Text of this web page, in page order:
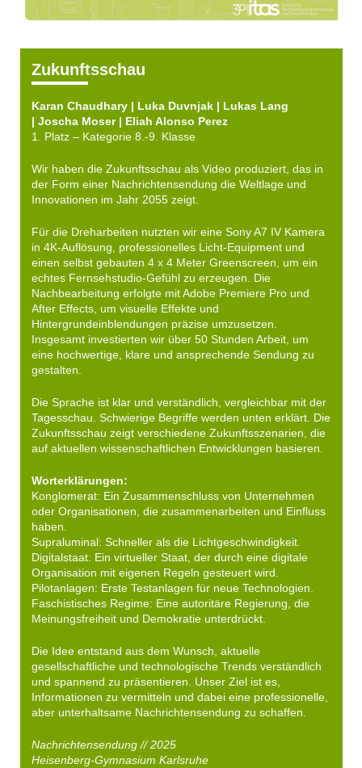
Zukunftsschau
Karan Chaudhary | Luka Duvnjak | Lukas Lang
| Joscha Moser | Eliah Alonso Perez
1. Platz – Kategorie 8.-9. Klasse
Wir haben die Zukunftsschau als Video produziert, das in
der Form einer Nachrichtensendung die Weltlage und
Innovationen im Jahr 2055 zeigt.
Für die Dreharbeiten nutzten wir eine Sony A7 IV Kamera
in 4K-Auflösung, professionelles Licht-Equipment und
einen selbst gebauten 4 x 4 Meter Greenscreen, um ein
echtes Fernsehstudio-Gefühl zu erzeugen. Die
Nachbearbeitung erfolgte mit Adobe Premiere Pro und
After Effects, um visuelle Effekte und
Hintergrundeinblendungen präzise umzusetzen.
Insgesamt investierten wir über 50 Stunden Arbeit, um
eine hochwertige, klare und ansprechende Sendung zu
gestalten.
Die Sprache ist klar und verständlich, vergleichbar mit der
Tagesschau. Schwierige Begriffe werden unten erklärt. Die
Zukunftsschau zeigt verschiedene Zukunftsszenarien, die
auf aktuellen wissenschaftlichen Entwicklungen basieren.
Worterklärungen:
Konglomerat: Ein Zusammenschluss von Unternehmen
oder Organisationen, die zusammenarbeiten und Einfluss
haben.
Supraluminal: Schneller als die Lichtgeschwindigkeit.
Digitalstaat: Ein virtueller Staat, der durch eine digitale
Organisation mit eigenen Regeln gesteuert wird.
Pilotanlagen: Erste Testanlagen für neue Technologien.
Faschistisches Regime: Eine autoritäre Regierung, die
Meinungsfreiheit und Demokratie unterdrückt.
Die Idee entstand aus dem Wunsch, aktuelle
gesellschaftliche und technologische Trends verständlich
und spannend zu präsentieren. Unser Ziel ist es,
Informationen zu vermitteln und dabei eine professionelle,
aber unterhaltsame Nachrichtensendung zu schaffen.
Nachrichtensendung // 2025
Heisenberg-Gymnasium Karlsruhe